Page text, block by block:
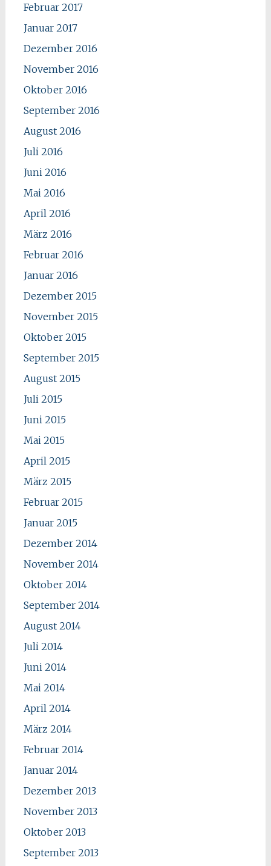
Februar 2017
Januar 2017
Dezember 2016
November 2016
Oktober 2016
September 2016
August 2016
Juli 2016
Juni 2016
Mai 2016
April 2016
März 2016
Februar 2016
Januar 2016
Dezember 2015
November 2015
Oktober 2015
September 2015
August 2015
Juli 2015
Juni 2015
Mai 2015
April 2015
März 2015
Februar 2015
Januar 2015
Dezember 2014
November 2014
Oktober 2014
September 2014
August 2014
Juli 2014
Juni 2014
Mai 2014
April 2014
März 2014
Februar 2014
Januar 2014
Dezember 2013
November 2013
Oktober 2013
September 2013